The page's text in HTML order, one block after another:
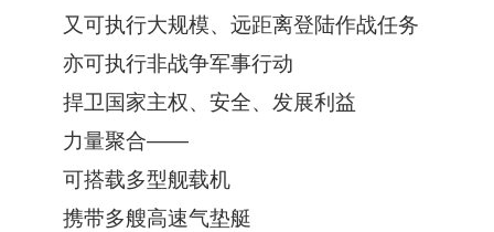
又可执行大规模、远距离登陆作战任务
亦可执行非战争军事行动
捍卫国家主权、安全、发展利益
力量聚合——
可搭载多型舰载机
携带多艘高速气垫艇